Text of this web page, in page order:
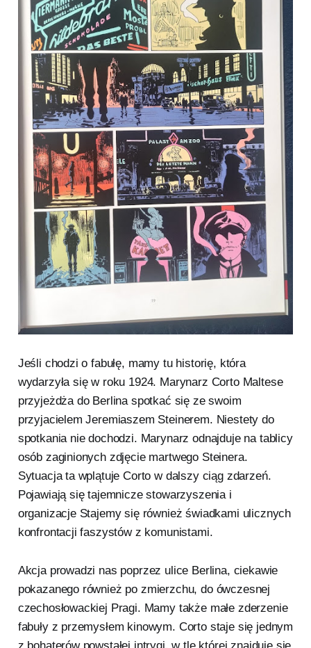
Jeśli chodzi o fabułę, mamy tu historię, która
wydarzyła się w roku 1924. Marynarz Corto Maltese
przyjeżdża do Berlina spotkać się ze swoim
przyjacielem Jeremiaszem Steinerem. Niestety do
spotkania nie dochodzi. Marynarz odnajduje na tablicy
osób zaginionych zdjęcie martwego Steinera.
Sytuacja ta wplątuje Corto w dalszy ciąg zdarzeń.
Pojawiają się tajemnicze stowarzyszenia i
organizacje Stajemy się również świadkami ulicznych
konfrontacji faszystów z komunistami.
Akcja prowadzi nas poprzez ulice Berlina, ciekawie
pokazanego również po zmierzchu, do ówczesnej
czechosłowackiej Pragi. Mamy także małe zderzenie
fabuły z przemysłem kinowym. Corto staje się jednym